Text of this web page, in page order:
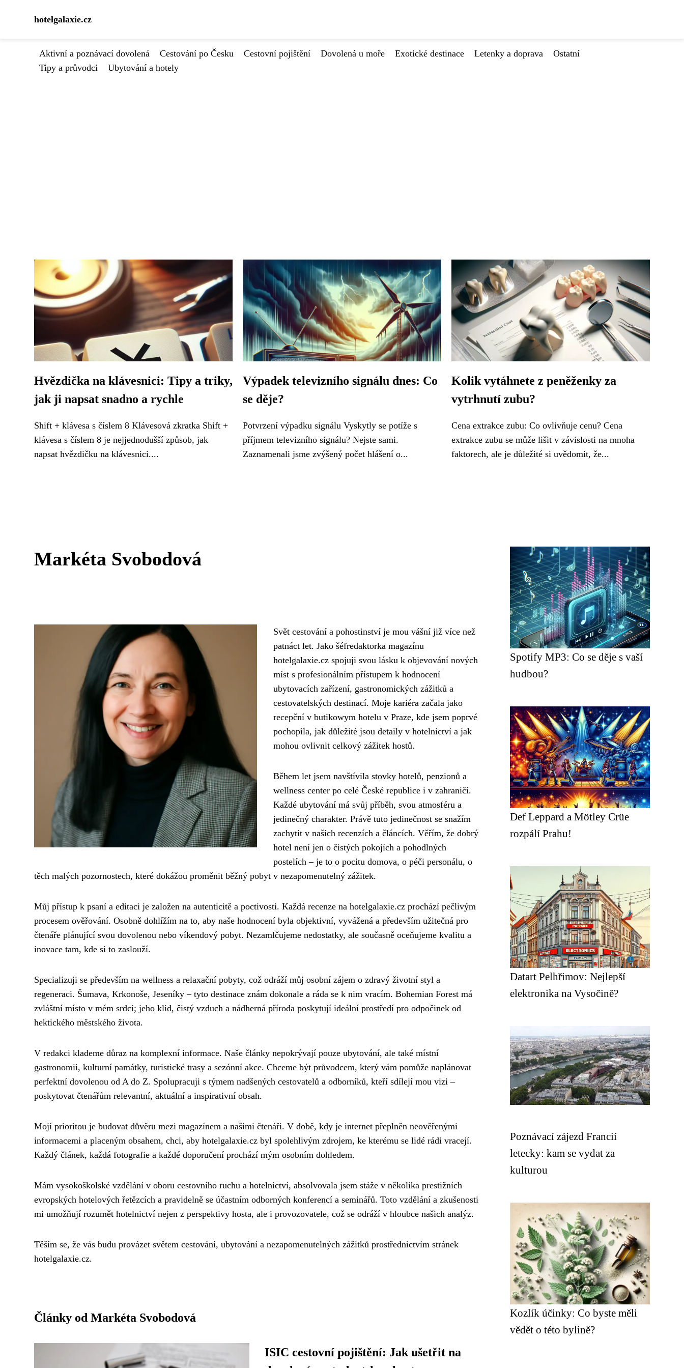
hotelgalaxie.cz
Aktivní a poznávací dovolená Cestování po Česku Cestovní pojištění Dovolená u moře Exotické destinace Letenky a doprava
Ostatní
Tipy a průvodci
Ubytování a hotely
Hvězdička na klávesnici: Tipy a triky,
jak ji napsat snadno a rychle
Shift + klávesa s číslem 8 Klávesová zkratka Shift +
klávesa s číslem 8 je nejjednodušší způsob, jak
napsat hvězdičku na klávesnici....
Výpadek televizního signálu dnes: Co
se děje?
Potvrzení výpadku signálu Vyskytly se potíže s
příjmem televizního signálu? Nejste sami.
Zaznamenali jsme zvýšený počet hlášení o...
Kolik vytáhnete z peněženky za
vytrhnutí zubu?
Cena extrakce zubu: Co ovlivňuje cenu? Cena
extrakce zubu se může lišit v závislosti na mnoha
faktorech, ale je důležité si uvědomit, že...
Markéta Svobodová
Svět cestování a pohostinství je mou vášní již více než
patnáct let. Jako šéfredaktorka magazínu
hotelgalaxie.cz spojuji svou lásku k objevování nových
míst s profesionálním přístupem k hodnocení
ubytovacích zařízení, gastronomických zážitků a
cestovatelských destinací. Moje kariéra začala jako
recepční v butikowym hotelu v Praze, kde jsem poprvé
pochopila, jak důležité jsou detaily v hotelnictví a jak
mohou ovlivnit celkový zážitek hostů.
Během let jsem navštívila stovky hotelů, penzionů a
wellness center po celé České republice i v zahraničí.
Každé ubytování má svůj příběh, svou atmosféru a
jedinečný charakter. Právě tuto jedinečnost se snažím
zachytit v našich recenzích a článcích. Věřím, že dobrý
hotel není jen o čistých pokojích a pohodlných
postelích – je to o pocitu domova, o péči personálu, o
těch malých pozornostech, které dokážou proměnit běžný pobyt v nezapomenutelný zážitek.
Můj přístup k psaní a editaci je založen na autenticitě a poctivosti. Každá recenze na hotelgalaxie.cz prochází pečlivým
procesem ověřování. Osobně dohlížím na to, aby naše hodnocení byla objektivní, vyvážená a především užitečná pro
čtenáře plánující svou dovolenou nebo víkendový pobyt. Nezamlčujeme nedostatky, ale současně oceňujeme kvalitu a
inovace tam, kde si to zaslouží.
Specializuji se především na wellness a relaxační pobyty, což odráží můj osobní zájem o zdravý životní styl a
regeneraci. Šumava, Krkonoše, Jeseníky – tyto destinace znám dokonale a ráda se k nim vracím. Bohemian Forest má
zvláštní místo v mém srdci; jeho klid, čistý vzduch a nádherná příroda poskytují ideální prostředí pro odpočinek od
hektického městského života.
V redakci klademe důraz na komplexní informace. Naše články nepokrývají pouze ubytování, ale také místní
gastronomii, kulturní památky, turistické trasy a sezónní akce. Chceme být průvodcem, který vám pomůže naplánovat
perfektní dovolenou od A do Z. Spolupracuji s týmem nadšených cestovatelů a odborníků, kteří sdílejí mou vizi –
poskytovat čtenářům relevantní, aktuální a inspirativní obsah.
Mojí prioritou je budovat důvěru mezi magazínem a našimi čtenáři. V době, kdy je internet přeplněn neověřenými
informacemi a placeným obsahem, chci, aby hotelgalaxie.cz byl spolehlivým zdrojem, ke kterému se lidé rádi vracejí.
Každý článek, každá fotografie a každé doporučení prochází mým osobním dohledem.
Mám vysokoškolské vzdělání v oboru cestovního ruchu a hotelnictví, absolvovala jsem stáže v několika prestižních
evropských hotelových řetězcích a pravidelně se účastním odborných konferencí a seminářů. Toto vzdělání a zkušenosti
mi umožňují rozumět hotelnictví nejen z perspektivy hosta, ale i provozovatele, což se odráží v hloubce našich analýz.
Těším se, že vás budu provázet světem cestování, ubytování a nezapomenutelných zážitků prostřednictvím stránek
hotelgalaxie.cz.
Články od Markéta Svobodová
ISIC cestovní pojištění: Jak ušetřit na
Spotify MP3: Co se děje s vaší
hudbou?
Def Leppard a Mötley Crüe
rozpálí Prahu!
Datart Pelhřimov: Nejlepší
elektronika na Vysočině?
Poznávací zájezd Francií
letecky: kam se vydat za
kulturou
Kozlík účinky: Co byste měli
vědět o této bylině?